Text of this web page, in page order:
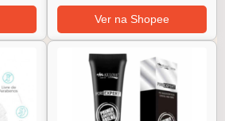
Ver na Shopee